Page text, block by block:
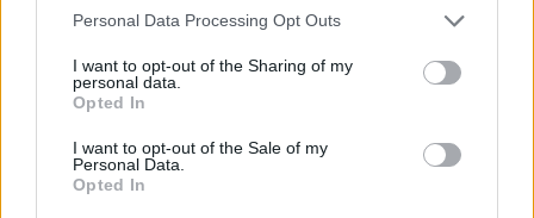
Please note that this website/app uses one or more Google
not limited to your visit or usage behaviour. You may click to
grant or deny consent to Google and its third-party tags to
use your data for below specified purposes in below Google
consent section.
Personal Data Processing Opt Outs
I want to opt-out of the Sharing of my
personal data.
Opted In
I want to opt-out of the Sale of my
Personal Data.
Opted In
AUTORE
Staff